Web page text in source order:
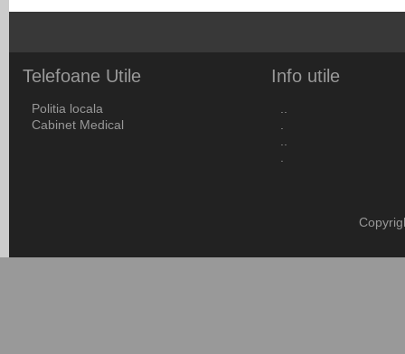
Telefoane Utile
Politia locala
Cabinet Medical
Info utile